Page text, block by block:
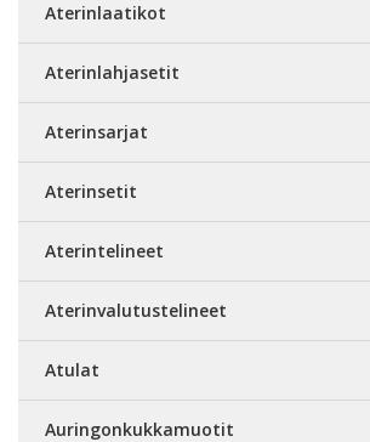
Aterinlaatikot
Aterinlahjasetit
Aterinsarjat
Aterinsetit
Aterintelineet
Aterinvalutustelineet
Atulat
Auringonkukkamuotit